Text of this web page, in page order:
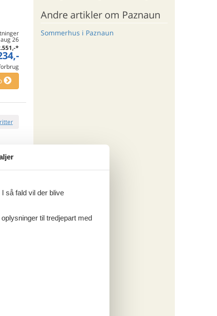
26
*
Andre artikler om Paznaun
Sommerhus i Paznaun
så fald vil der blive
til tredjepart med